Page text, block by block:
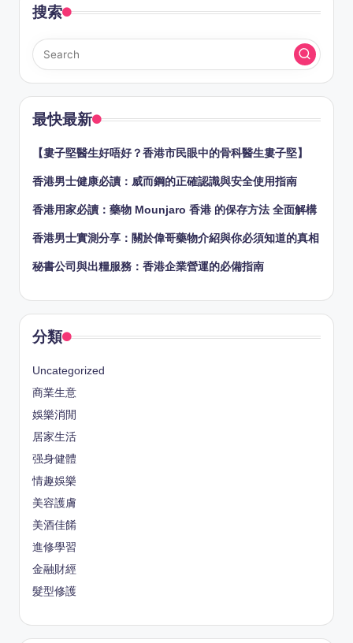
搜索
最快最新
【婁子堅醫生好唔好？香港市民眼中的骨科醫生婁子堅】
香港男士健康必讀：威而鋼的正確認識與安全使用指南
香港用家必讀：藥物 Mounjaro 香港 的保存方法 全面解構
香港男士實測分享：關於偉哥藥物介紹與你必須知道的真相
秘書公司與出糧服務：香港企業營運的必備指南
分類
Uncategorized
商業生意
娛樂消閒
居家生活
强身健體
情趣娛樂
美容護膚
美酒佳餚
進修學習
金融財經
髮型修護